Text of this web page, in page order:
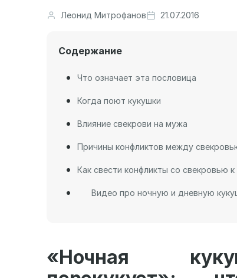
Леонид Митрофанов 21.07.2016
Содержание
Что означает эта пословица
Когда поют кукушки
Влияние свекрови на мужа
Причины конфликтов между
Как свести конфликты со свекровью
Видео про ночную и дневную
«Ночная